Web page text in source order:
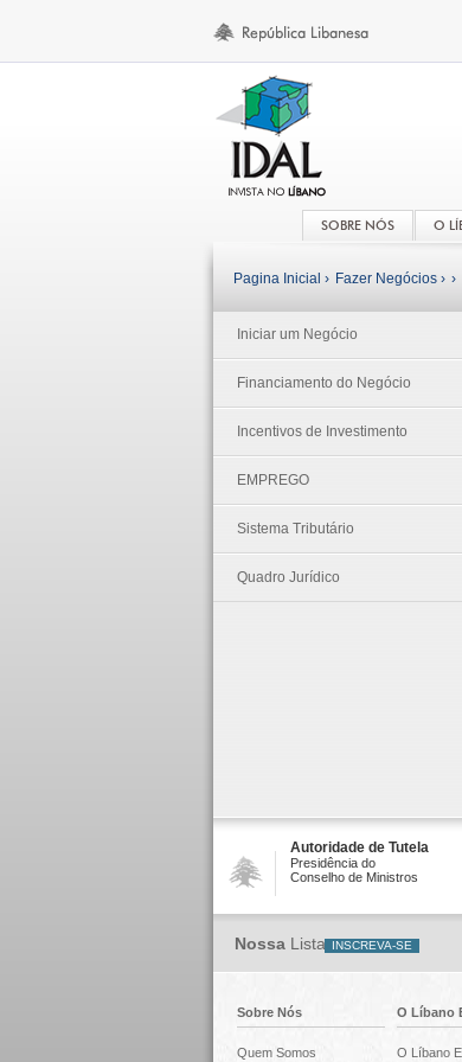
SOBRE NÓS O
Pagina Inicial › Fazer Negócios › ›
Iniciar um Negócio
Financiamento do Negócio
Incentivos de Investimento
EMPREGO
Sistema Tributário
Quadro Jurídico
Autoridade de Tutela
Presidência do
Conselho de Ministros
NossaLista
Sobre Nós
Quem Somos
O Líbano
O Líbano